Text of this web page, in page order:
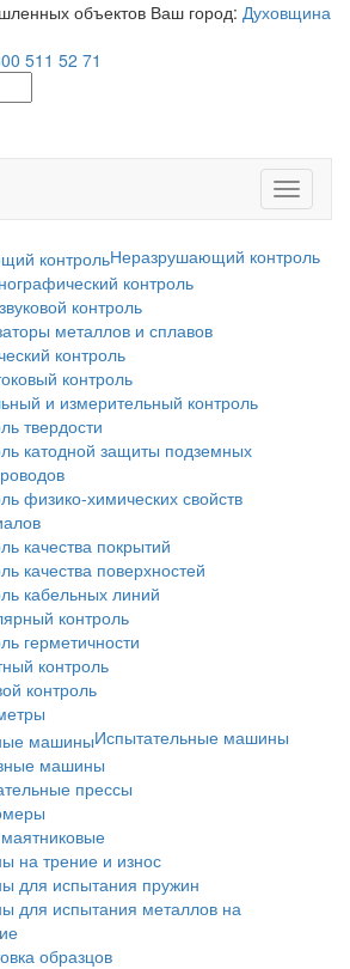
объектов Ваш город: Духовщина
511 52 71
Неразрушающий контроль
контроль
контроль
металлов и сплавов
контроль
контроль
и измерительный контроль
твердости
катодной защиты подземных
физико-химических свойств
качества покрытий
качества поверхностей
кабельных линий
контроль
герметичности
контроль
контроль
Испытательные машины
машины
прессы
на трение и износ
для испытания пружин
для испытания металлов на
образцов